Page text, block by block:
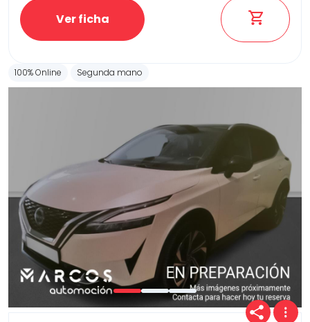
Etiqueta medioambiental
Potencia
Transmisión
Carrocería
Ver ficha
100% Online Segunda mano